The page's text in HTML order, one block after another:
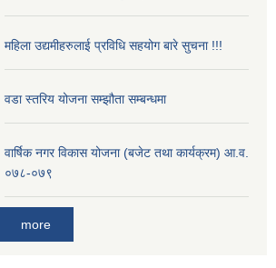
महिला उद्यमीहरुलाई प्रविधि सहयोग बारे सुचना !!!
वडा स्तरिय योजना सम्झौता सम्बन्धमा
वार्षिक नगर विकास योजना (बजेट तथा कार्यक्रम) आ.व.
०७८-०७९
more